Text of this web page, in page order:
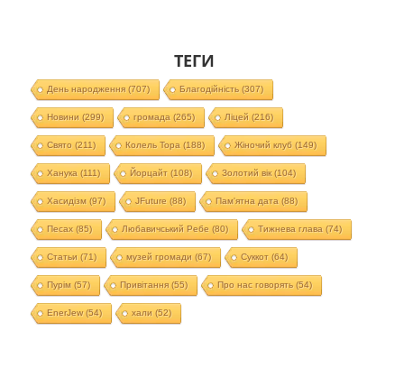
ТЕГИ
День народження(707) Благодійність (307)
Новини (299) громада (265) Ліцей (216)
Свято (211) Колель Тора (188) Жіночий клуб (149)
Ханука (111) Йорцайт (108) Золотий вік(104)
Хасидізм (97) JFuture (88) Пам'ятна дата (88)
Песах(85) Любавичський Ребе (80) Тижнева глава (74)
Статьи (71) музей громади (67) Суккот (64)
Пурім (57) Привітання(55) Про нас говорять (54)
EnerJew(54) хали (52)